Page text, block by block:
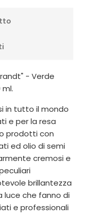
- Verde
in tutto il mondo
e per la resa
prodotti con
ed olio di semi
cremosi e
brillantezza
luce che fanno di
e professionali